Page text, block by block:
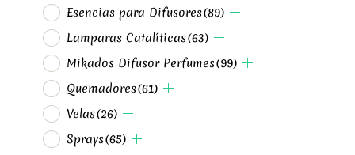
Esencias para Difusores(89)
Lamparas Catalíticas(63)
Mikados Difusor Perfumes(99)
Quemadores(61)
Velas(26)
Sprays(65)